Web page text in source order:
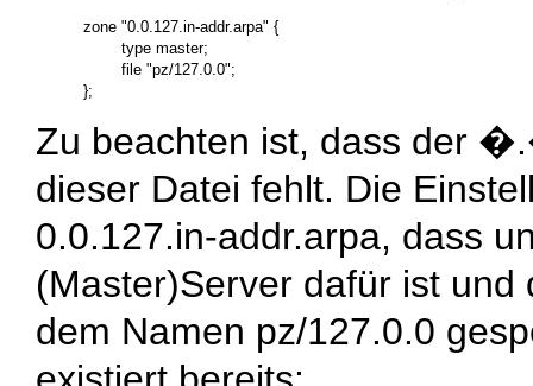
zone "0.0.127.in-addr.arpa" {
        type master;
        file "pz/127.0.0";
Zu beachten ist, dass der �.
dieser Datei fehlt. Die
0.0.127.in-addr.arpa, dass
(Master)Server dafür ist
dem Namen pz/127.0.0